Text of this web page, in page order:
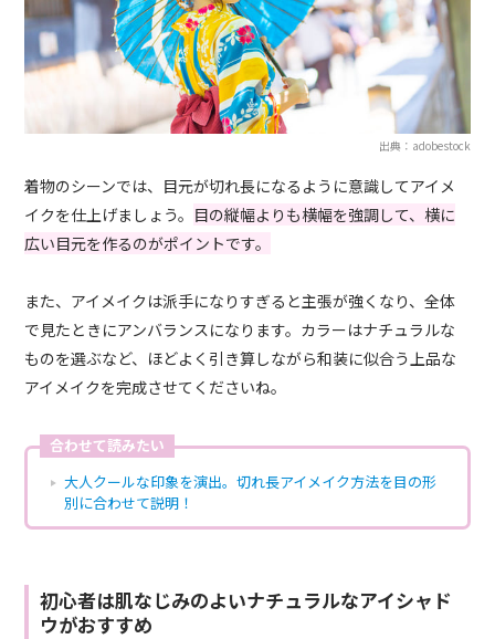
出典：adobestock
着物のシーンでは、目元が切れ長になるように意識してアイメ
イクを仕上げましょう。 目の縦幅よりも横幅を強調して、横に
広い目元を作るのがポイントです。
また、アイメイクは派手になりすぎると主張が強くなり、全体
で見たときにアンバランスになります。カラーはナチュラルな
ものを選ぶなど、ほどよく引き算しながら和装に似合う上品な
アイメイクを完成させてくださいね。
合わせて読みたい
大人クールな印象を演出。切れ長アイメイク方法を目の形
別に合わせて説明！
初心者は肌なじみのよいナチュラルなアイシャド
ウがおすすめ